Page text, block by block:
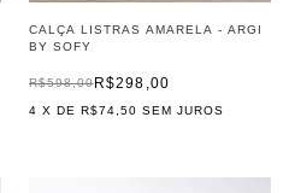
CALÇA LISTRAS AMARELA - ARGI
BY SOFY
R$298,00
R$598,00
4 X DE R$74,50 SEM JUROS